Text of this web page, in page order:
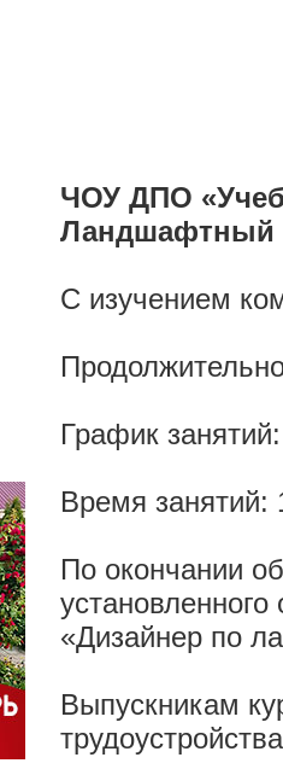
ЧОУ ДПО
Ландшафтный
С изучением
График
Время
По окончании
«Дизайнер по
Выпускникам